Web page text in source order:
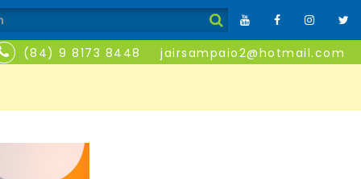
(84) 9 8173 8448 jairsampaio2@hotmail.com